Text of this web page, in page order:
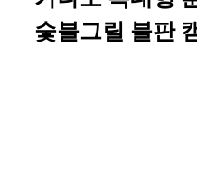
숯불그릴 불판